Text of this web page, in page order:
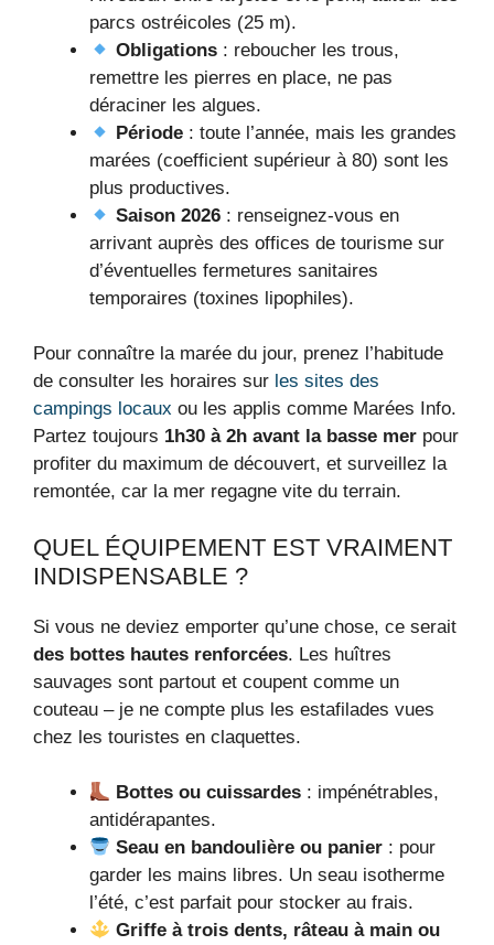
parcs ostréicoles (25 m).
Obligations : reboucher les trous,
remettre les pierres en place, ne pas
déraciner les algues.
Période : toute l’année, mais les grandes
marées (coefficient supérieur à 80) sont les
plus productives.
Saison 2026 : renseignez-vous en
arrivant auprès des offices de tourisme sur
d’éventuelles fermetures sanitaires
temporaires (toxines lipophiles).
Pour connaître la marée du jour, prenez l’habitude
de consulter les horaires sur les sites des
campings locaux ou les applis comme Marées Info.
Partez toujours 1h30 à 2h avant la basse mer pour
profiter du maximum de découvert, et surveillez la
remontée, car la mer regagne vite du terrain.
QUEL ÉQUIPEMENT EST VRAIMENT
INDISPENSABLE ?
Si vous ne deviez emporter qu’une chose, ce serait
des bottes hautes renforcées. Les huîtres
sauvages sont partout et coupent comme un
couteau – je ne compte plus les estafilades vues
chez les touristes en claquettes.
Bottes ou cuissardes : impénétrables,
antidérapantes.
Seau en bandoulière ou panier : pour
garder les mains libres. Un seau isotherme
l’été, c’est parfait pour stocker au frais.
Griffe à trois dents, râteau à main ou